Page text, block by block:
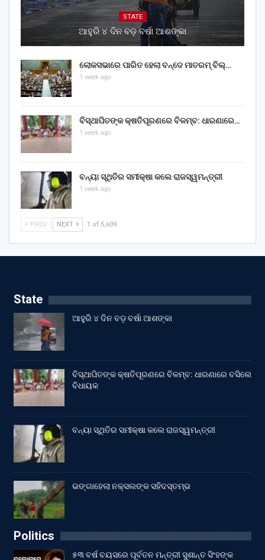
STATE
ଆହୁରି ୪ ଦିନ ବଡ଼ ବର୍ଷା ଆଶଙ୍କା
ଲୋକସଭାରେ ପାରିତ ହେଲା ବନ୍ଦେ ମାତରମ୍‌ ବିଲ୍‌…
1 week ago
ବିସ୍ଥାପିତଙ୍କ କ୍ଷତିପୂରଣରେ ବିଳମ୍ବ: ଧାରଣାରେ…
1 week ago
ବନ୍ୟା ସ୍ଥିତିର ସମୀକ୍ଷା କଲେ ରାଜସ୍ୱମନ୍ତ୍ରୀ
1 week ago
PREV NEXT 1 of 5,609
State
ଆହୁରି ୪ ଦିନ ବଡ଼ ବର୍ଷା ଆଶଙ୍କା
ବିସ୍ଥାପିତଙ୍କ କ୍ଷତିପୂରଣରେ ବିଳମ୍ବ: ଧାରଣାରେ ବସିଲେ
ବିଧାୟକ
ବନ୍ୟା ସ୍ଥିତିର ସମୀକ୍ଷା କଲେ ରାଜସ୍ୱମନ୍ତ୍ରୀ
ଭଙ୍ଗାହେଲା ନକ୍ସଲଙ୍କ ସହିଦସ୍ତମ୍ଭ
Politics
୫୩ ବର୍ଷ ବୟସରେ ପୂର୍ବତନ ମନ୍ତ୍ରୀ ସୁଶାନ୍ତ ସିଂହଙ୍କ